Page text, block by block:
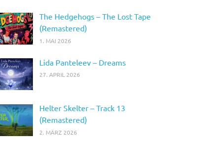
The Hedgehogs – The Lost Tape
(Remastered)
1. MAI 2026
Lida Panteleev – Dreams
27. APRIL 2026
Helter Skelter – Track 13
(Remastered)
2. MÄRZ 2026